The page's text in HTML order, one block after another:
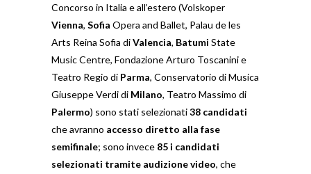
Concorso in Italia e all’estero (Volskoper
Vienna, Sofia Opera and Ballet, Palau de les
Arts Reina Sofia diValencia, Batumi State
Music Centre, Fondazione Arturo Toscanini e
Teatro Regio di Parma, Conservatorio di Musica
Giuseppe Verdi di Milano, Teatro Massimo di
Palermo) sono stati selezionati38 candidati
che avranno accesso diretto alla fase
semifinale; sono invece 85 i candidati
selezionati tramite audizione video, che